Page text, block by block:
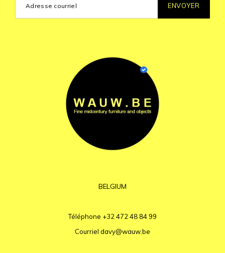
ENVOYER
BELGIUM
Téléphone +32 472 48 84 99
Courriel davy@wauw.be